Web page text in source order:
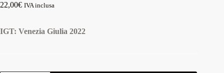
22,00€ IVA inclusa
IGT: Venezia Giulia 2022